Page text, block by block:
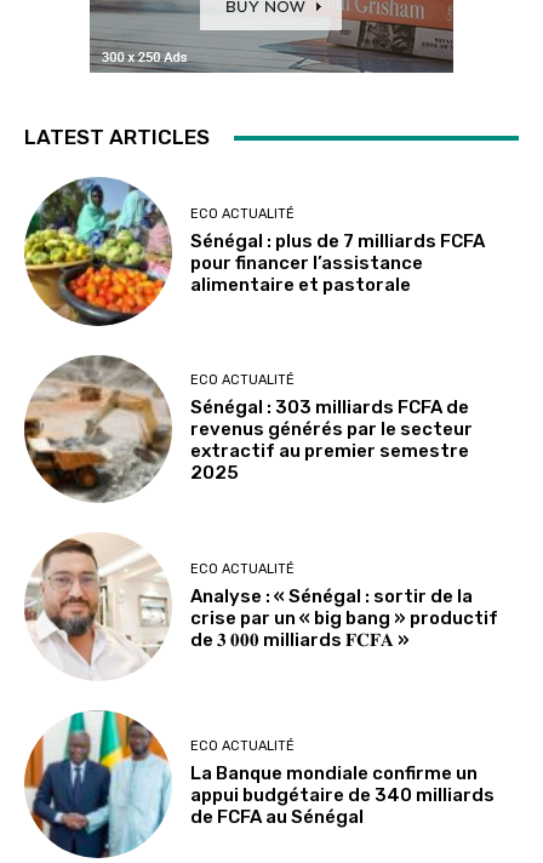
LATEST ARTICLES
ECO ACTUALITÉ
Sénégal : plus de 7 milliards FCFA
pour financer l’assistance
alimentaire et pastorale
ECO ACTUALITÉ
Sénégal : 303 milliards FCFA de
revenus générés par le secteur
extractif au premier semestre
2025
ECO ACTUALITÉ
Analyse : « Sénégal : sortir de la
crise par un « big bang » productif
de 𝟑 𝟎𝟎𝟎 milliards 𝐅𝐂𝐅𝐀 »
ECO ACTUALITÉ
La Banque mondiale confirme un
appui budgétaire de 340 milliards
de FCFA au Sénégal